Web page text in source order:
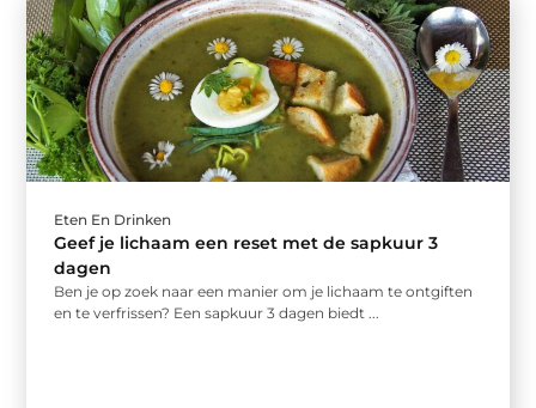
Eten En Drinken
Geef je lichaam een reset met de sapkuur 3
dagen
Ben je op zoek naar een manier om je lichaam te ontgiften
en te verfrissen? Een sapkuur 3 dagen biedt ...